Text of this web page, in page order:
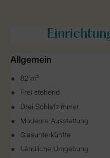
Allgemein
82 m²
Frei stehend
Drei Schlafzimmer
Moderne Ausstattung
Glasunterkünfte
Ländliche Umgebung